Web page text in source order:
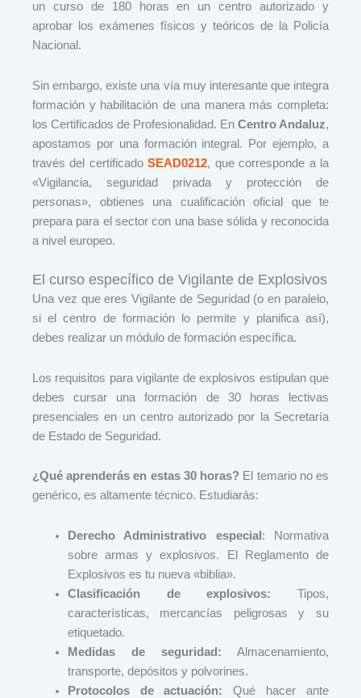
un curso de 180 horas en un centro autorizado y
aprobar los exámenes físicos y teóricos de la Policía
Nacional.
Sin embargo, existe una vía muy interesante que integra
formación y habilitación de una manera más completa:
los Certificados de Profesionalidad. En Centro Andaluz,
apostamos por una formación integral. Por ejemplo, a
través del certificadoSEAD0212, que corresponde a la
«Vigilancia, seguridad privada y protección de
personas», obtienes una cualificación oficial que te
prepara para el sector con una base sólida y reconocida
a nivel europeo.
El curso específico de Vigilante de Explosivos
Una vez que eres Vigilante de Seguridad (o en paralelo,
si el centro de formación lo permite y planifica así),
debes realizar un módulo de formación específica.
Los requisitos para vigilante de explosivos estipulan que
debes cursar una formación de 30 horas lectivas
presenciales en un centro autorizado por la Secretaría
de Estado de Seguridad.
¿Qué aprenderás en estas 30 horas? El temario no es
genérico, es altamente técnico. Estudiarás:
Derecho Administrativo especial : Normativa
sobre armas y explosivos. El Reglamento de
Explosivos es tu nueva «biblia».
Clasificación de explosivos: Tipos,
características, mercancías peligrosas y su
etiquetado.
Medidas de seguridad: Almacenamiento,
transporte, depósitos y polvorines.
Protocolos de actuación:Qué hacer ante